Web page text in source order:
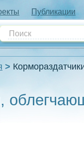
Публикации